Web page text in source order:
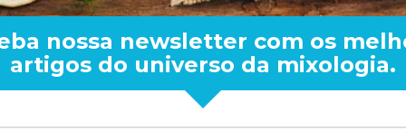
nossa newsletter com os
artigos do universo da mixologia.